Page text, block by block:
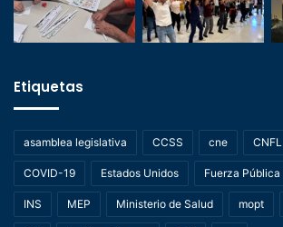
Etiquetas
asamblea legislativa CCSS cne CNFL
COVID-19 Estados Unidos Fuerza Pública
INS MEP Ministerio de Salud mopt